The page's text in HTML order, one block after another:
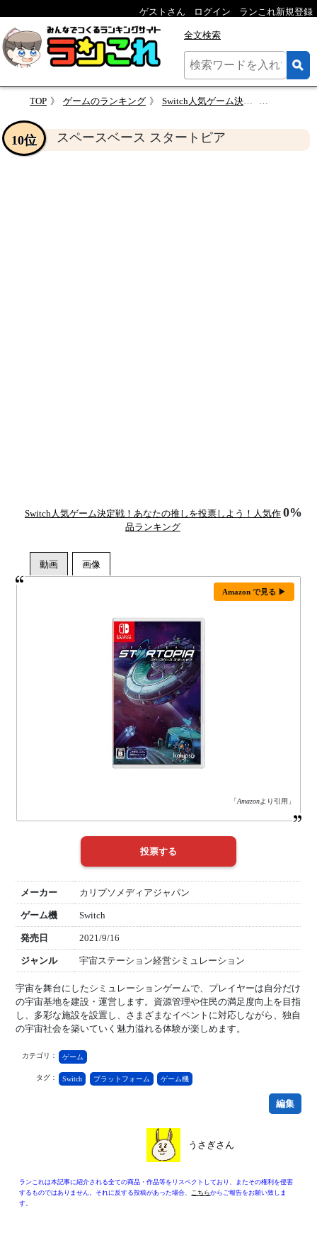
ゲストさん ログイン ランこれ新規登録
全文検索
TOP ゲームのランキング Switch人気ゲーム決定戦！あなたの推しを投票しよう！人気作品ランキング
スペースベース スタートピア
10位
Switch人気ゲーム決定戦！あなたの推しを投票しよう！人気作
品ランキング
0%
Amazon で見る ▶
「Amazonより引用」
メーカー カリプソメディアジャパン
ゲーム機 Switch
発売日 2021/9/16
ジャンル 宇宙ステーション経営シミュレーション
宇宙を舞台にしたシミュレーションゲームで、プレイヤーは自分だけ
の宇宙基地を建設・運営します。資源管理や住民の満足度向上を目指
し、多彩な施設を設置し、さまざまなイベントに対応しながら、独自
の宇宙社会を築いていく魅力溢れる体験が楽しめます。
カテゴリ： ゲーム
タグ： Switch プラットフォーム ゲーム機
編集
うさぎさん
ランこれは本記事に紹介される全ての商品・作品等をリスペクトしており、またその権利を侵害
するものではありません。それに反する投稿があった場合、 こちらからご報告をお願い致しま
す。